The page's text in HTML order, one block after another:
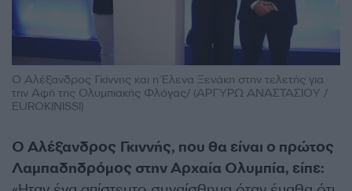
Ο Αλέξανδρος Γκίννης και η Έλενα Ξενάκη στην τελετής για
την Αφή της Ολυμπιακής Φλόγας/ (ΑΡΓΥΡΩ ΑΝΑΣΤΑΣΙΟΥ /
EUROKINISSI)
Ο Αλέξανδρος Γκιννής, που θα είναι ο πρώτος
Λαμπαδηδρόμος στην Αρχαία Ολυμπία, είπε: